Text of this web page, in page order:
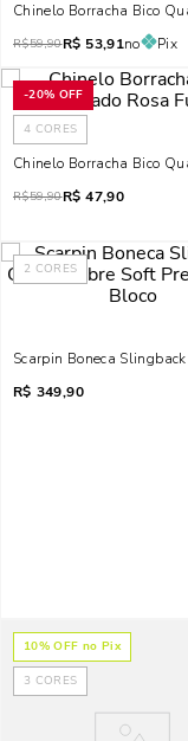
Chinelo Borracha Bico
R$59,90R$ 53,91no Pix
-20% OFF
4 CORES
Chinelo Borracha Bico
R$59,90R$ 47,90
2 CORES
Scarpin Boneca
R$ 349,90
10% OFF no Pix
3 CORES